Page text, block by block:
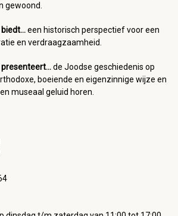
gewoond.
een historisch perspectief voor een
en verdraagzaamheid.
de Joodse geschiedenis op
boeiende en eigenzinnige wijze en
museaal geluid horen.